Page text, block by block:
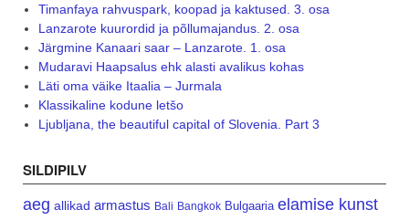
Timanfaya rahvuspark, koopad ja kaktused. 3. osa
Lanzarote kuurordid ja põllumajandus. 2. osa
Järgmine Kanaari saar – Lanzarote. 1. osa
Mudaravi Haapsalus ehk alasti avalikus kohas
Läti oma väike Itaalia – Jurmala
Klassikaline kodune letšo
Ljubljana, the beautiful capital of Slovenia. Part 3
SILDIPILV
aeg allikad armastus Bali Bangkok Bulgaaria elamise kunst